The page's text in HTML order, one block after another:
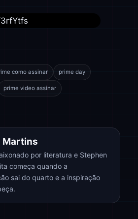
como assinar prime day
prime video assinar
Martins
por literatura e Stephen
começa quando a
sai do quarto e a inspiração